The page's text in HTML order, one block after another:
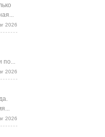
2026
по...
2026
2026